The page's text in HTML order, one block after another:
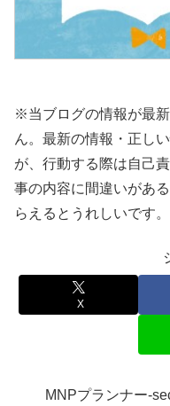
※当ブログの情報が最
ん。最新の情報・正し
が、行動する際は自己
事の内容に間違いがあ
らえるとうれしいです。
X
MNPプランナー-